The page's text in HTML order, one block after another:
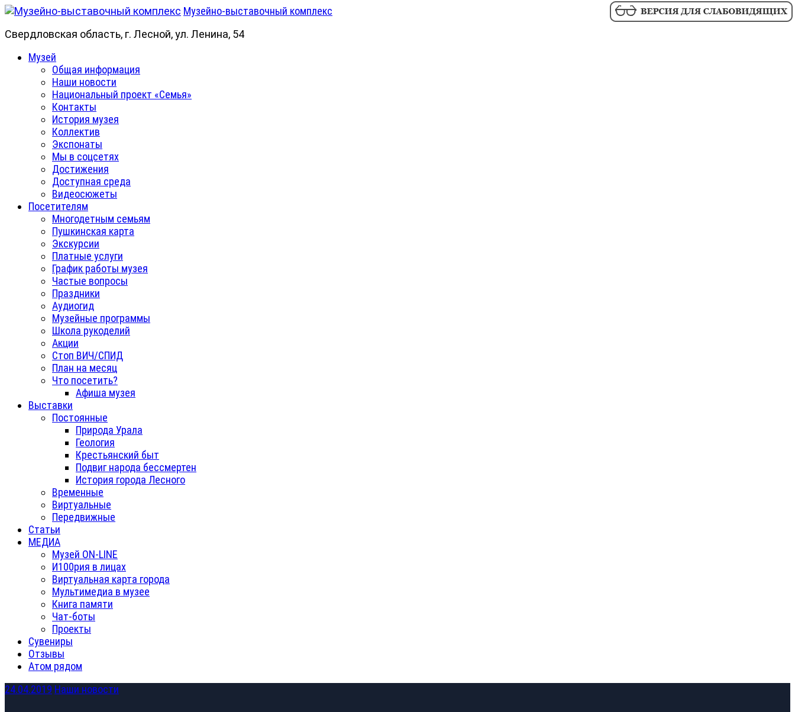
Skip
content
Музейно-выставочный комплекс
Свердловская область, г. Лесной, ул. Ленина, 54
PrimaryМузей
Общая информация
Наши новости
Национальный проект «Семья»
Контакты
История музея
Коллектив
Экспонаты
Мы в соцсетях
Достижения
Доступная среда
Видеосюжеты
Посетителям
Многодетным семьям
Пушкинская карта
Экскурсии
Платные услуги
График работы музея
Частые вопросы
Праздники
Аудиогид
Музейные программы
Школа рукоделий
Акции
Стоп ВИЧ/СПИД
План на месяц
Что посетить?
Афиша музея
Выставки
Постоянные
Природа Урала
Геология
Крестьянский быт
Подвиг народа бессмертен
История города Лесного
Временные
Виртуальные
Передвижные
Статьи
МЕДИА
Музей ON-LINE
И100рия в лицах
Виртуальная карта города
Мультимедиа в музее
Книга памяти
Чат-боты
Проекты
Сувениры
Отзывы
Атом рядом
24.04.2019 Наши новости